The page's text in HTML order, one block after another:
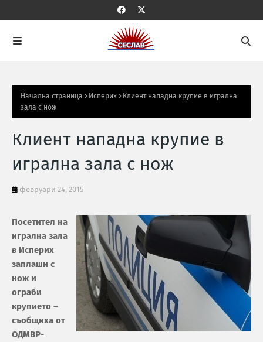
Начална страница Исперих
Клиент нападна крупие в игрална
зала с нож
Клиент нападна крупие в
игрална зала с нож
февруари 24, 2015
Посетител на
игрална зала
в Исперих
заплаши с
нож и
ограби
крупието –
съобщиха от
ОДМВР-